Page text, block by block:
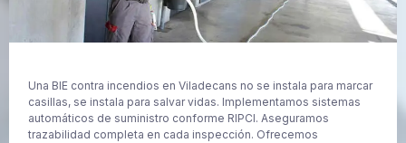
Una BIE contra incendios en Viladecans no se instala para marcar
casillas, se instala para salvar vidas. Implementamos sistemas
automáticos de suministro conforme RIPCI. Aseguramos
trazabilidad completa en cada inspección. Ofrecemos